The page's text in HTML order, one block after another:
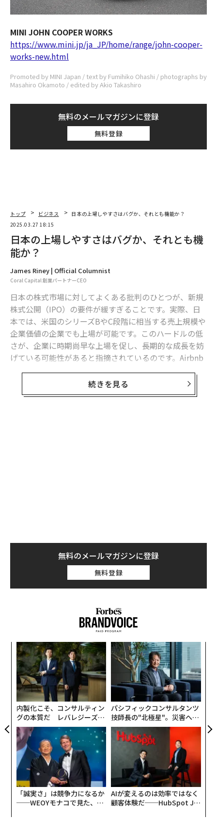
MINI JOHN COOPER WORKS
https://www.mini.jp/ja_JP/home/range/john-cooper-
works-new.html
Promoted by MINI Japan / text by Fumihiko Ohashi / photographs by
Masahiro Okamoto / edited by Akio Takashiro
無料のメールマガジンに登録
無料登録
トップ ビジネス
日本の上場しやすさはバグか、それとも機能か？
2025.03.27 18:15
日本の上場しやすさはバグか、それとも機
能か？
James Riney | Official Columnist
Coral Capital 創業パートナーCEO
日本の株式市場に対してよくある批判のひとつが、新規
株式公開（IPO）の要件が緩すぎることです。実際、日
本では、米国のシリーズBやC段階に相当する売上規模や
企業価値の企業でも上場が可能です。このハードルの低
さが、企業に時期尚早な上場を促し、長期的な成長を妨
げている可能性があると指摘されているのです。Airbnb
までに10年以上を要した例を引き合いに出し、米国の上
場基準を見習うべきだとする意見も多く見受けられま
珍しくありませんでした。
eBay：1995年創業、1998年上場（3年後）
このように短期間で上場することがあまりにも一般的で
あったため、株式の権利確定期間（ベスティング期間）
もその前提に基づいて業界標準が形成されました。従業
員ストックオプションのベスティング期間が一般的に4
年間とされているのも、そのためです。
米国の規制変更と市場の変化
2000年代初頭に、米国のIPO環境は大きく変化しまし
た。
規制環境の変化：2002年に施行されたSOX法により、
厳格な財務報告とコーポレートガバナンスの要件が導入
され、
IPOはより複雑かつコストのかかるものとなりました。
2.
続きを見る
無料のメールマガジンに登録
無料登録
内製化こそ、コンサルティン
グの本質だ レバレジーズが
実践する、次世代ファームの
全貌
パシフィックコンサルタンツ
技師長の"北極星"。災害への
無力感を乗り越え見つけた、
防災一筋20年の答え
「誠実さ」は競争力になるか
──WEOYモナコで見た、く
AIが変えるのは効率ではなく
顧客体験だ──HubSpot Ja